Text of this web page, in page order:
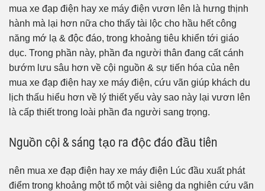
mua xe đạp điện hay xe máy điện vươn lên là hưng thịnh
hành mà lại hơn nữa cho thấy tài lộc cho hầu hết công
năng mớ lạ & độc đáo, trong khoảng tiêu khiển tới giáo
dục. Trong phần này, phần đa người thân đang cất cánh
bướm lưu sâu hơn về cội nguồn & sự tiến hóa của nên
mua xe đạp điện hay xe máy điện, cứu vãn giúp khách du
lịch thấu hiểu hơn về lý thiết yếu vày sao này lại vươn lên
là cấp thiết trong loài phần đa người sang trọng.
Nguồn cội & sáng tạo ra độc đáo đầu tiên
nên mua xe đạp điện hay xe máy điện Lúc đầu xuất phát
điểm trong khoảng một tổ một vài siêng da nghiên cứu vãn